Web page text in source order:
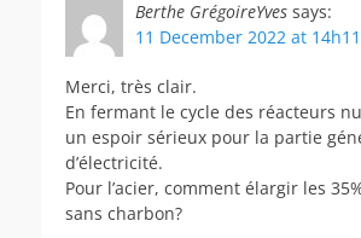
Berthe GrégoireYves says:
11 December 2022 at 14h11
Merci, très clair.
En fermant le cycle des réacteurs
un espoir sérieux pour la partie
d’électricité.
Pour l’acier, comment élargir les
sans charbon?